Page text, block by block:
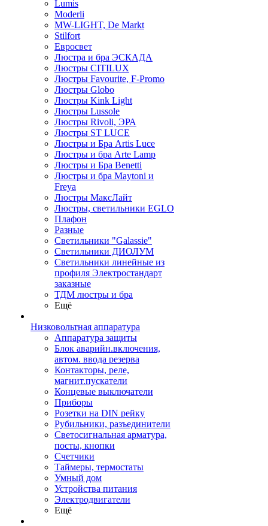
Lumis
Moderli
MW-LIGHT, De Markt
Stilfort
Евросвет
Люстра и бра ЭСКАДА
Люстры CITILUX
Люстры Favourite, F-Promo
Люстры Globo
Люстры Kink Light
Люстры Lussole
Люстры Rivoli, ЭРА
Люстры ST LUCE
Люстры и Бра Artis Luce
Люстры и бра Arte Lamp
Люстры и Бра Benetti
Люстры и бра Maytoni и
Freya
Люстры МаксЛайт
Люстры, светильники EGLO
Плафон
Разные
Светильники "Galassie"
Светильники ДИОЛУМ
Светильники линейные из
профиля Электростандарт
заказные
ТДМ люстры и бра
Ещё
Низковольтная аппаратура
Аппаратура защиты
Блок аварийн.включения,
автом. ввода резерва
Контакторы, реле,
магнит.пускатели
Концевые выключатели
Приборы
Розетки на DIN рейку
Рубильники, разъединители
Светосигнальная арматура,
посты, кнопки
Счетчики
Таймеры, термостаты
Умный дом
Устройства питания
Электродвигатели
Ещё